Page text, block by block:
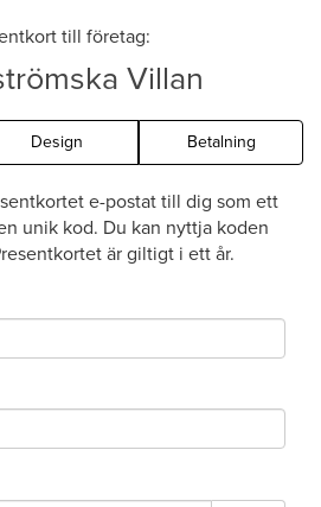
till företag:
Villan
Design Betalning
e-postat till dig som ett
unik kod. Du kan nyttja koden
är giltigt i ett år.